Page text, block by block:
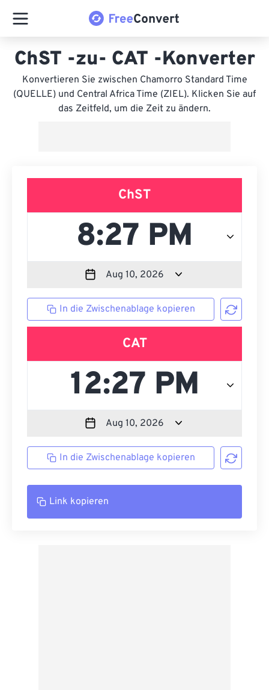
ChST -zu- CAT -Konverter
Konvertieren Sie zwischen Chamorro Standard Time
(QUELLE) und Central Africa Time (ZIEL). Klicken Sie auf
das Zeitfeld, um die Zeit zu ändern.
ChST
In die Zwischenablage kopieren
CAT
In die Zwischenablage kopieren
Link kopieren